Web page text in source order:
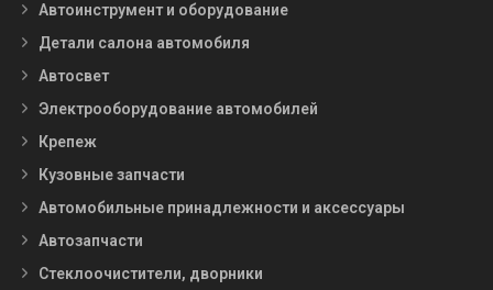
Автоинструмент и оборудование
Детали салона автомобиля
Автосвет
Электрооборудование автомобилей
Крепеж
Кузовные запчасти
Автомобильные принадлежности и аксессуары
Автозапчасти
Стеклоочистители, дворники